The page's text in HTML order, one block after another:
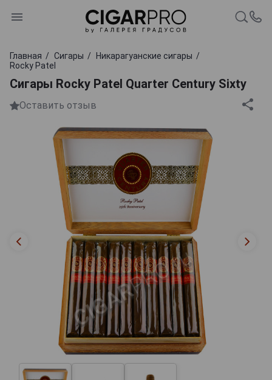
Главная Сигары
Никарагуанские сигары
Rocky Patel
Сигары Rocky Patel Quarter Century Sixty
Оставить отзыв